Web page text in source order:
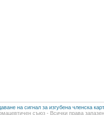
на сигнал за изгубена членска
съюз - Всички права